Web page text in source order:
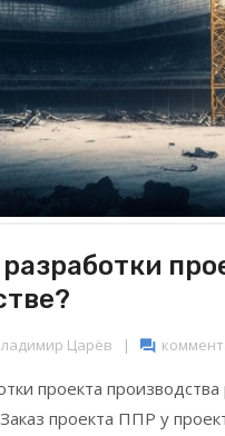
Царёв |
проекта
проекта ППР у